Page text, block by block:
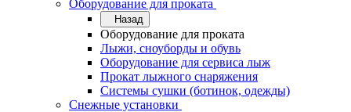
Оборудование для проката
Назад
Оборудование для проката
Лыжи, сноуборды и обувь
Оборудование для сервисa лыж
Прокат лыжного снаряжения
Системы сушки (ботинок, одежды)
Снежные установки